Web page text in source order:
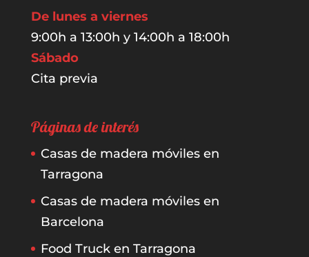
De lunes a viernes
9:00h a 13:00h y 14:00h a 18:00h
Sábado
Cita previa
Páginas de interés
Casas de madera móviles en
Tarragona
Casas de madera móviles en
Barcelona
Food Truck en Tarragona